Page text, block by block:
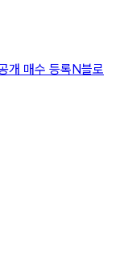
개 매수 등록N블로